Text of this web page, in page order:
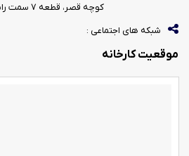
کوچه قصر، قطعه 7 سمت راست
شبکه های اجتماعی :
موقعیت کارخانه